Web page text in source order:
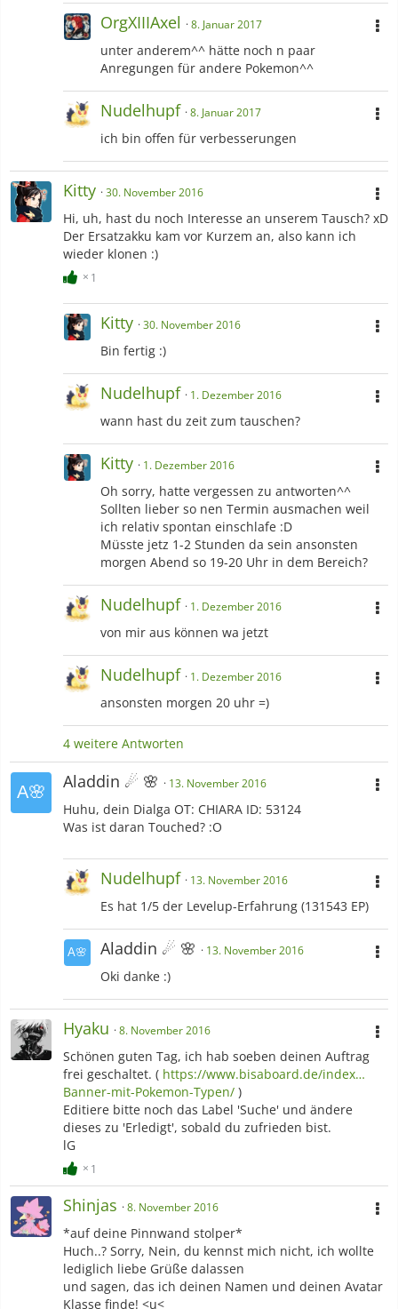
OrgXIIIAxel 8. Januar 2017
unter anderem^^ hätte noch n paar
Anregungen für andere Pokemon^^
Nudelhupf 8. Januar 2017
ich bin offen für verbesserungen
Kitty 30. November 2016
Hi, uh, hast du noch Interesse an unserem Tausch? xD
Der Ersatzakku kam vor Kurzem an, also kann ich
wieder klonen :)
1
Kitty 30. November 2016
Bin fertig :)
Nudelhupf 1. Dezember 2016
wann hast du zeit zum tauschen?
Kitty 1. Dezember 2016
Oh sorry, hatte vergessen zu antworten^^
Sollten lieber so nen Termin ausmachen weil
ich relativ spontan einschlafe :D
Müsste jetz 1-2 Stunden da sein ansonsten
morgen Abend so 19-20 Uhr in dem Bereich?
Nudelhupf 1. Dezember 2016
von mir aus können wa jetzt
Nudelhupf 1. Dezember 2016
ansonsten morgen 20 uhr =)
4 weitere Antworten
Aladdin ☄ 🌸 13. November 2016
Huhu, dein Dialga OT: CHIARA ID: 53124
Was ist daran Touched? :O
Nudelhupf 13. November 2016
Es hat 1/5 der Levelup-Erfahrung (131543 EP)
Aladdin ☄ 🌸 13. November 2016
Oki danke :)
Hyaku 8. November 2016
Schönen guten Tag, ich hab soeben deinen Auftrag
frei geschaltet. ( https://www.bisaboard.de/index…
Banner-mit-Pokemon-Typen/ )
Editiere bitte noch das Label 'Suche' und ändere
dieses zu 'Erledigt', sobald du zufrieden bist.
lG
1
Shinjas 8. November 2016
*auf deine Pinnwand stolper*
Huch..? Sorry, Nein, du kennst mich nicht, ich wollte
lediglich liebe Grüße dalassen
und sagen, das ich deinen Namen und deinen Avatar
Klasse finde! <u<